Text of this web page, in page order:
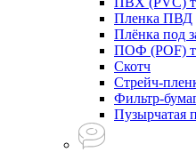
Пленка ПВД
Плёнка под
ПОФ (POF)
Скотч
Стрейч-
Фильтр-
Пузырчатая